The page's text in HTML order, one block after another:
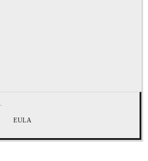
EULA